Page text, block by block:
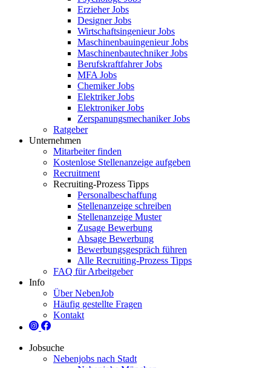
Erzieher Jobs
Designer Jobs
Wirtschaftsingenieur Jobs
Maschinenbauingenieur Jobs
Maschinenbautechniker Jobs
Berufskraftfahrer Jobs
MFA Jobs
Chemiker Jobs
Elektriker Jobs
Elektroniker Jobs
Zerspanungsmechaniker Jobs
Ratgeber
Unternehmen
Mitarbeiter finden
Kostenlose Stellenanzeige aufgeben
Recruitment
Recruiting-Prozess Tipps
Personalbeschaffung
Stellenanzeige schreiben
Stellenanzeige Muster
Zusage Bewerbung
Absage Bewerbung
Bewerbungsgespräch führen
Alle Recruiting-Prozess Tipps
FAQ für Arbeitgeber
Info
Über NebenJob
Häufig gestellte Fragen
Kontakt
Jobsuche
Nebenjobs nach Stadt